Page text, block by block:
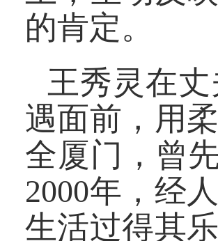
的肯定。
王秀灵在
遇面前，用
全厦门，曾
2000年，经
生活过得其